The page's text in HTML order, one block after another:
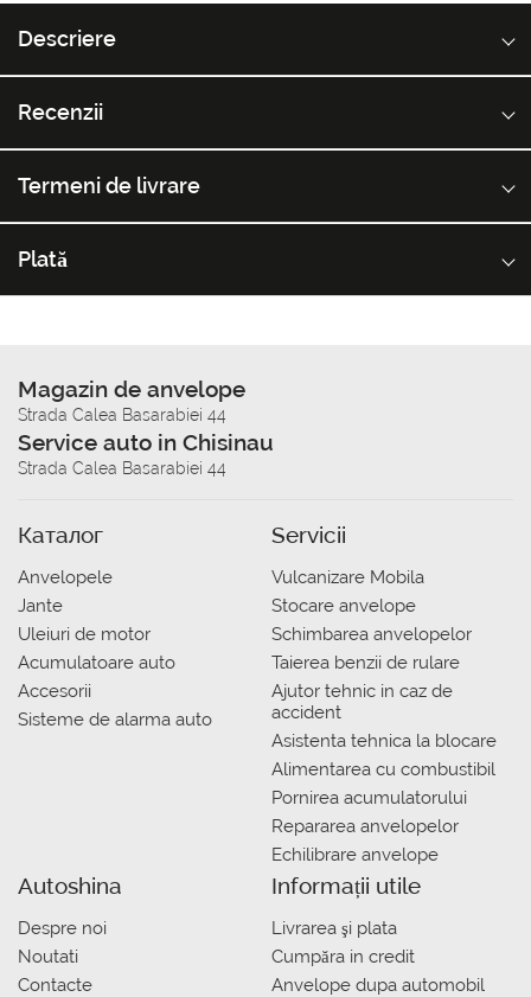
Descriere
Recenzii
Termeni de livrare
Plată
Magazin de anvelope
Strada Calea Basarabiei 44
Service auto in Chisinau
Strada Calea Basarabiei 44
Каталог
Anvelopele
Jante
Uleiuri de motor
Acumulatoare auto
Accesorii
Sisteme de alarma auto
Servicii
Vulcanizare Mobila
Stocare anvelope
Schimbarea anvelopelor
Taierea benzii de rulare
Ajutor tehnic in caz de
accident
Asistenta tehnica la blocare
Alimentarea cu combustibil
Pornirea acumulatorului
Repararea anvelopelor
Echilibrare anvelope
Autoshina
Despre noi
Noutati
Contacte
Informații utile
Livrarea şi plata
Сumpăra in credit
Anvelope dupa automobil